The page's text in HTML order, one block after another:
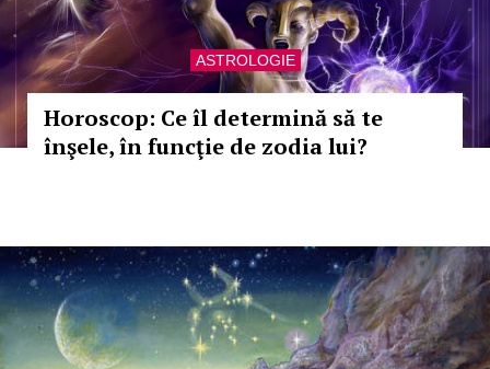
ASTROLOGIE
Horoscop: Ce îl determină să te
înşele, în funcţie de zodia lui?